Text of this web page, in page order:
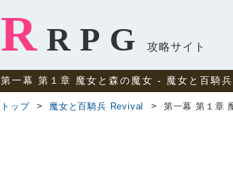
R RPG 攻略サイト
第一幕 第１章 魔女と森の魔女 ‐ 魔女と百騎
トップ 魔女と百騎兵 Revival 第一幕 第１章